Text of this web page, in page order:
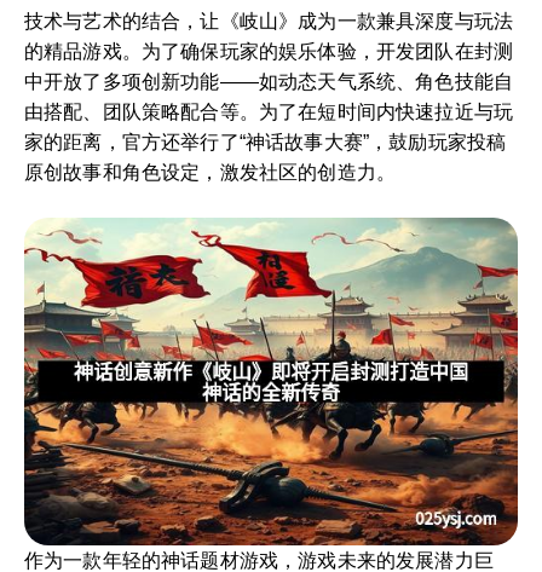
技术与艺术的结合，让《岐山》成为一款兼具深度与玩法
的精品游戏。为了确保玩家的娱乐体验，开发团队在封测
中开放了多项创新功能——如动态天气系统、角色技能自
由搭配、团队策略配合等。为了在短时间内快速拉近与玩
家的距离，官方还举行了“神话故事大赛”，鼓励玩家投稿
原创故事和角色设定，激发社区的创造力。
作为一款年轻的神话题材游戏，游戏未来的发展潜力巨